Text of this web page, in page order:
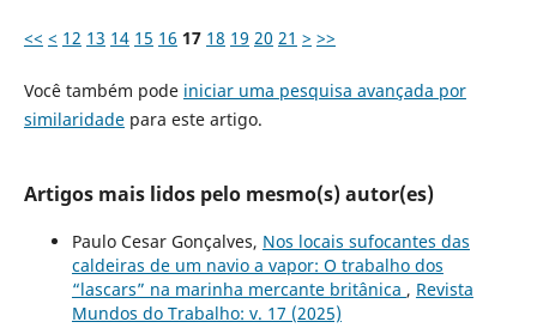
<< < 12 13 14 15 16 17 18 19 20 21 > >>
Você também pode iniciar uma pesquisa avançada por
similaridadepara este artigo.
Artigos mais lidos pelo mesmo(s) autor(es)
Paulo Cesar Gonçalves, Nos locais sufocantes das
caldeiras de um navio a vapor: O trabalho dos
“lascars” na marinha mercante britânica , Revista
Mundos do Trabalho: v. 17 (2025)